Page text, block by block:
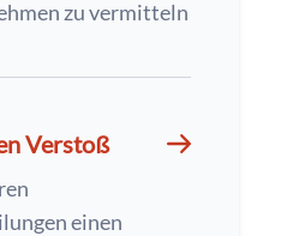
zu vermitteln
Verstoß
einen